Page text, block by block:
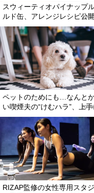
スウィーティオパイナップ
ルド缶、アレンジレシピ公
ペットのためにも…なんと
い喫煙夫の“けむハラ”、上
RIZAP監修の女性専用スタ